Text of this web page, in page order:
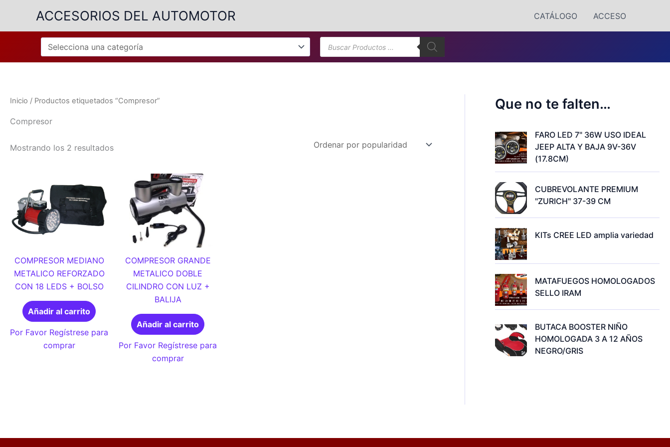
contenido
ACCESORIOS DEL AUTOMOTOR CATÁLOGO ACCESO
Búsqueda
de
productos
Inicio / Productos etiquetados “Compresor”
Compresor
Mostrando los 2 resultadosOrdenado
COMPRESOR MEDIANO
METALICO REFORZADO
CON 18 LEDS + BOLSO
Añadir al carrito
Por Favor Regístrese para
comprar
COMPRESOR GRANDE
METALICO DOBLE
CILINDRO CON LUZ +
BALIJA
Añadir al carrito
Por Favor Regístrese para
comprar
Que no te falten…
FARO LED 7" 36W USO IDEAL
JEEP ALTA Y BAJA 9V-36V
(17.8CM)
CUBREVOLANTE PREMIUM
"ZURICH" 37-39 CM
KITs CREE LED amplia variedad
MATAFUEGOS HOMOLOGADOS
SELLO IRAM
BUTACA BOOSTER NIÑO
HOMOLOGADA 3 A 12 AÑOS
NEGRO/GRIS